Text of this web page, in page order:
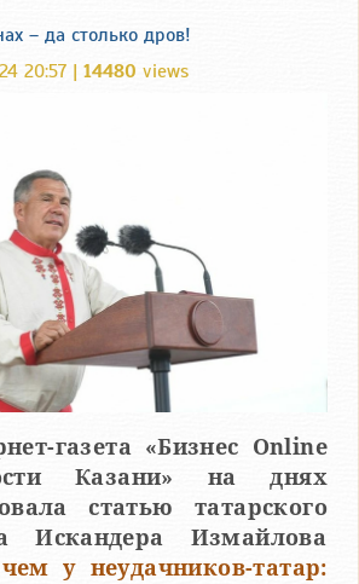
– да столько дров!
20:57 | 14480 views
газета «Бизнес Online
Казани» на днях
статью татарского
Искандера Измайлова
у неудачников-татар: